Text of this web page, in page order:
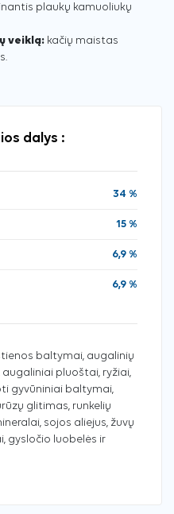
plaukų kamuoliukų
veiklą: kačių maistas
dalys :
34 %
15 %
6,9 %
6,9 %
baltymai, augalinių
pluoštai, ryžiai,
gyvūniniai baltymai,
glitimas, runkelių
sojos aliejus, žuvų
gysločio luobelės ir